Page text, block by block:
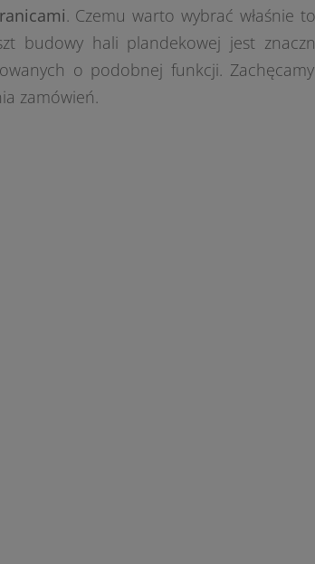
. Czemu warto wybrać właśnie
budowy hali plandekowej jest
o podobnej funkcji.
zamówień.